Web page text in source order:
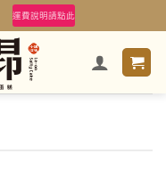
運費說明請點此